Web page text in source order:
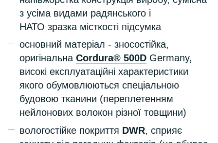
з усіма видами радянського і
НАТО зразка місткості підсумка
основний матеріал - зносостійка,
оригінальна Cordura® 500D Germany,
високі експлуатаційні характеристики
якого обумовлюються спеціальною
будовою тканини (переплетенням
нейлонових волокон різної товщини)
вологостійке покриття DWR, сприяє